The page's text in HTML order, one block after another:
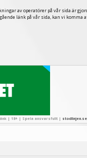
av operatörer på vår sida är
länk på vår sida, kan vi
| 18+ | Spela ansvarsfullt | stodlinjen.se